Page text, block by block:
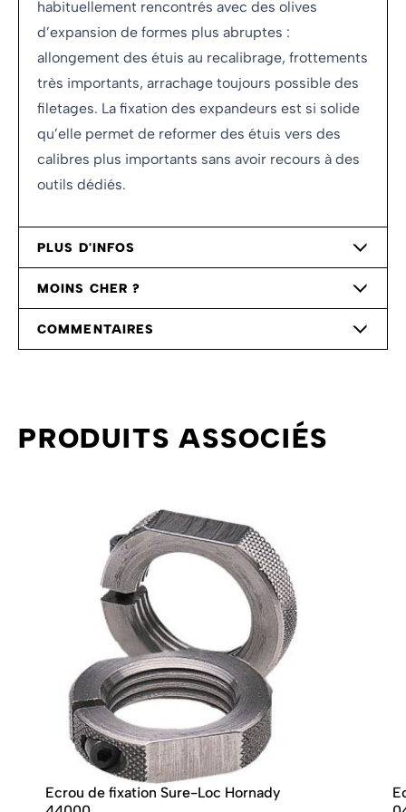
habituellement rencontrés avec des olives
d’expansion de formes plus abruptes :
allongement des étuis au recalibrage, frottements
très importants, arrachage toujours possible des
filetages. La fixation des expandeurs est si solide
qu’elle permet de reformer des étuis vers des
calibres plus importants sans avoir recours à des
outils dédiés.
PLUS D'INFOS
MOINS CHER ?
COMMENTAIRES
PRODUITS ASSOCIÉS
Ecrou de fixation Sure-Loc Hornady